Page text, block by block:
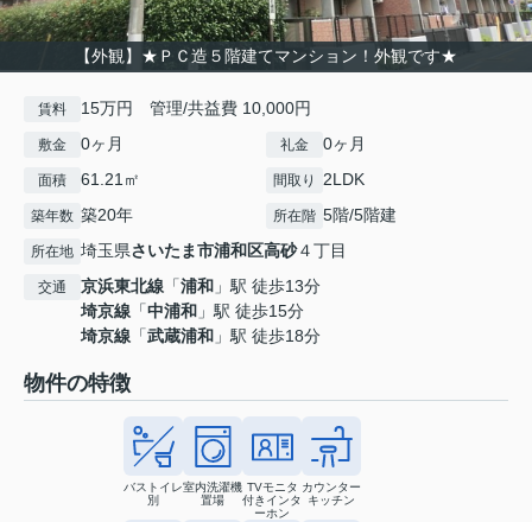
【外観】★ＰＣ造５階建てマンション！外観です★
賃料 15万円 管理/共益費 10,000円
敷金 0ヶ月 礼金 0ヶ月
面積 61.21㎡ 間取り 2LDK
築年数 築20年 所在階 5階/5階建
所在地 埼玉県さいたま市浦和区高砂４丁目
交通 京浜東北線 「浦和 」駅 徒歩13分
埼京線 「中浦和 」駅 徒歩15分
埼京線 「武蔵浦和 」駅 徒歩18分
物件の特徴
バストイレ
別
室内洗濯機
置場
TVモニタ
付きインタ
ーホン
カウンター
キッチン